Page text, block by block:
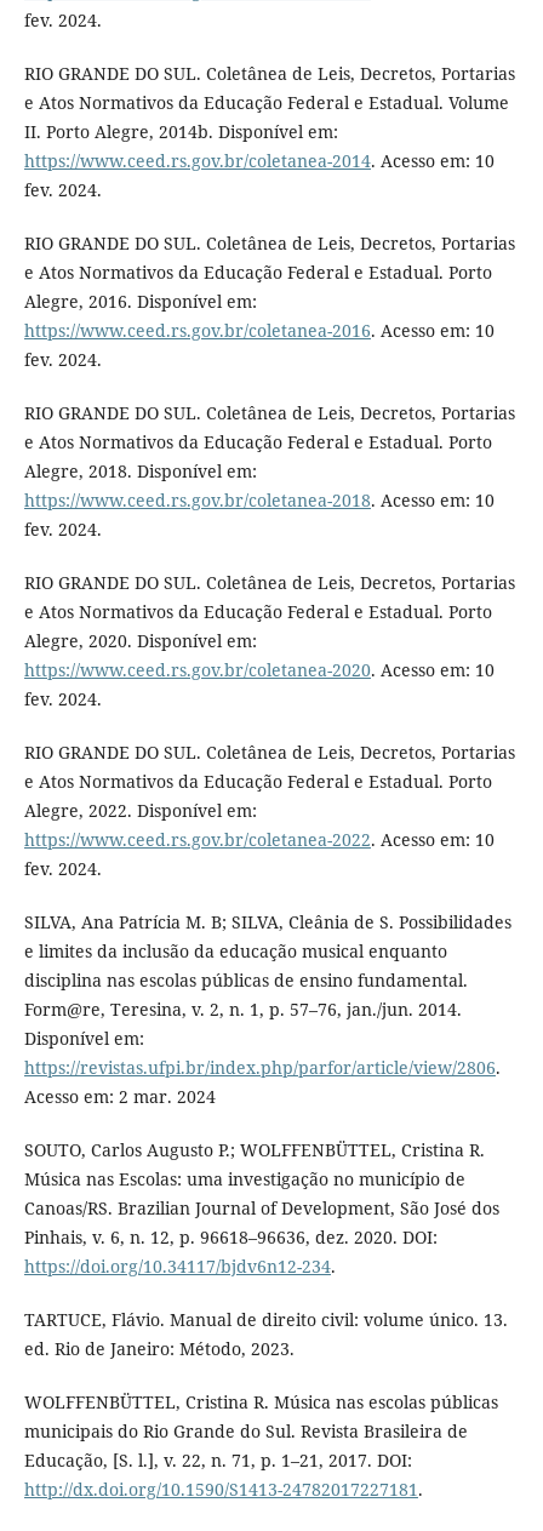
fev. 2024.
RIO GRANDE DO SUL. Coletânea de Leis, Decretos, Portarias
e Atos Normativos da Educação Federal e Estadual. Volume
II. Porto Alegre, 2014b. Disponível em:
https://www.ceed.rs.gov.br/coletanea-2014. Acesso em: 10
fev. 2024.
RIO GRANDE DO SUL. Coletânea de Leis, Decretos, Portarias
e Atos Normativos da Educação Federal e Estadual. Porto
Alegre, 2016. Disponível em:
https://www.ceed.rs.gov.br/coletanea-2016. Acesso em: 10
fev. 2024.
RIO GRANDE DO SUL. Coletânea de Leis, Decretos, Portarias
e Atos Normativos da Educação Federal e Estadual. Porto
Alegre, 2018. Disponível em:
https://www.ceed.rs.gov.br/coletanea-2018. Acesso em: 10
fev. 2024.
RIO GRANDE DO SUL. Coletânea de Leis, Decretos, Portarias
e Atos Normativos da Educação Federal e Estadual. Porto
Alegre, 2020. Disponível em:
https://www.ceed.rs.gov.br/coletanea-2020. Acesso em: 10
fev. 2024.
RIO GRANDE DO SUL. Coletânea de Leis, Decretos, Portarias
e Atos Normativos da Educação Federal e Estadual. Porto
Alegre, 2022. Disponível em:
https://www.ceed.rs.gov.br/coletanea-2022. Acesso em: 10
fev. 2024.
SILVA, Ana Patrícia M. B; SILVA, Cleânia de S. Possibilidades
e limites da inclusão da educação musical enquanto
disciplina nas escolas públicas de ensino fundamental.
Form@re, Teresina, v. 2, n. 1, p. 57–76, jan./jun. 2014.
Disponível em:
https://revistas.ufpi.br/index.php/parfor/article/view/2806.
Acesso em: 2 mar. 2024
SOUTO, Carlos Augusto P.; WOLFFENBÜTTEL, Cristina R.
Música nas Escolas: uma investigação no município de
Canoas/RS. Brazilian Journal of Development, São José dos
Pinhais, v. 6, n. 12, p. 96618–96636, dez. 2020. DOI:
https://doi.org/10.34117/bjdv6n12-234.
TARTUCE, Flávio. Manual de direito civil: volume único. 13.
ed. Rio de Janeiro: Método, 2023.
WOLFFENBÜTTEL, Cristina R. Música nas escolas públicas
municipais do Rio Grande do Sul. Revista Brasileira de
Educação, [S. l.], v. 22, n. 71, p. 1–21, 2017. DOI:
http://dx.doi.org/10.1590/S1413-24782017227181.